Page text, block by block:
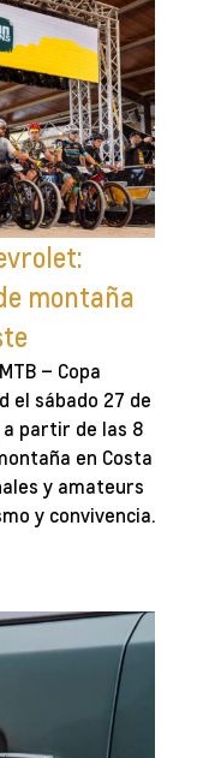
montaña
– Copa
el sábado 27 de
a partir de las 8
en Costa
y amateurs
y convivencia.